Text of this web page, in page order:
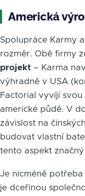
Americká
Spolupráce Karmy
rozměr. Obě firmy
projekt – Karma
výhradně v USA
Factorial vyvíjí
americké půdě. V
závislost na
budovat vlastní
tento aspekt
Je nicméně
je dceřinou